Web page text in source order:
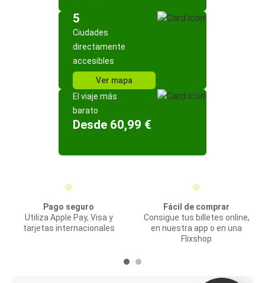
5
Ciudades
directamente
accesibles
Ver mapa
El viaje más
barato
Desde 60,99 €
Pago seguro
Utiliza Apple Pay, Visa y
tarjetas internacionales
Fácil de comprar
Consigue tus billetes online,
en nuestra app o en una
Flixshop